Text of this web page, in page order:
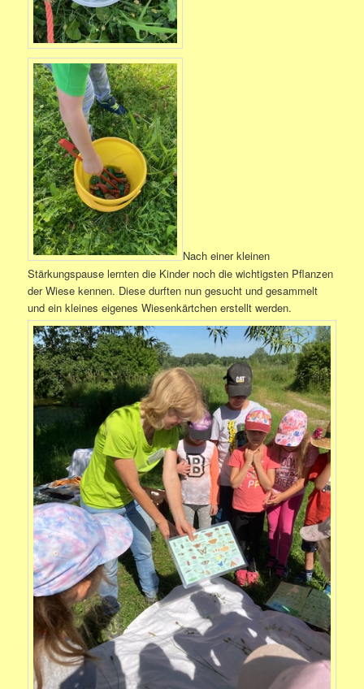
Nach einer kleinen
Stärkungspause lernten die Kinder noch die wichtigsten Pflanzen
der Wiese kennen. Diese durften nun gesucht und gesammelt
und ein kleines eigenes Wiesenkärtchen erstellt werden.